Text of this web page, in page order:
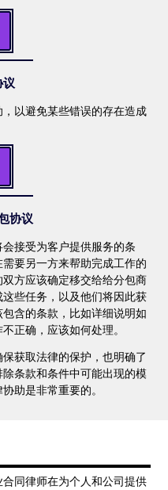
议
以避免某些错误的存在造成
协议
接受为客户提供服务的条
要另一方来帮助完成工作的
方应该确定移交给给分包商
些任务，以及他们将因此获
含的条款，比如详细说明如
正确，应该如何处理。
获取法律的保护，也明确了
条款和条件中可能出现的模
助是非常重要的。
同律师在为个人和公司提供